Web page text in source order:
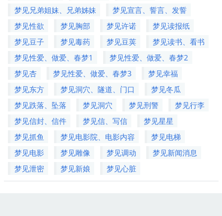
梦见兄弟姐妹、兄弟姊妹
梦见宣言、誓言、发誓
梦见性欲
梦见胸部 梦见许诺
梦见读报纸
梦见豆子
梦见毒药 梦见豆荚
梦见读书、看书
梦见性爱、做爱、春梦1
梦见性爱、做爱、春梦2
梦见杏
梦见性爱、做爱、春梦3
梦见幸福
梦见东方
梦见洞穴、隧道、门口
梦见冬瓜
梦见跌落、坠落
梦见洞穴 梦见刑警
梦见行李
梦见信封、信件
梦见信、写信
梦见星星
梦见抓鱼
梦见电影院、电影内容
梦见电梯
梦见电影
梦见雕像 梦见调动
梦见新闻消息
梦见泄密
梦见新娘 梦见心脏